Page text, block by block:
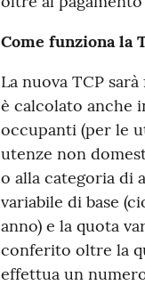
Come funziona la
La nuova TCP
è calcolato anche
occupanti (per le
utenze non
o alla categoria di
variabile di base
anno) e la quota
conferito oltre la
effettua un